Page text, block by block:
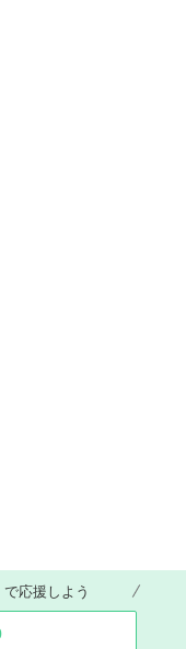
応援しよう